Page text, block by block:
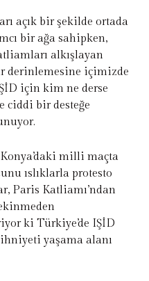
açık bir şekilde ortada
bir ağa sahipken,
alkışlayan
derinlemesine içimizde
için kim ne derse
ciddi bir desteğe
milli maçta
ıslıklarla protesto
Paris Katliamı’ndan
ki Türkiye’de IŞİD
yaşama alanı